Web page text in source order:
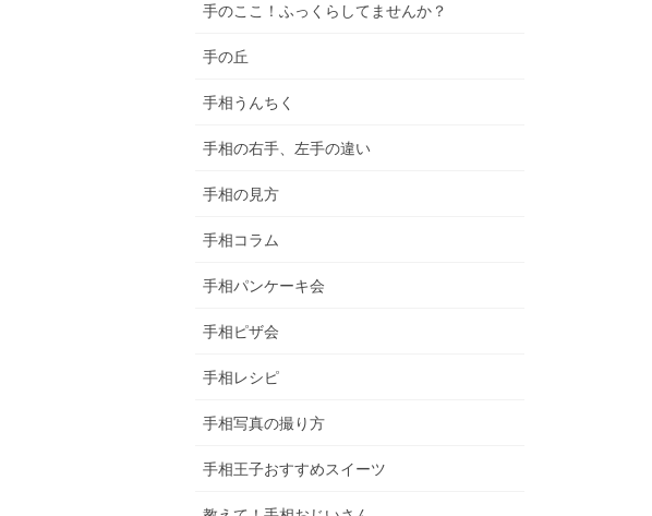
手のここ！ふっくらしてませんか？
手の丘
手相うんちく
手相の右手、左手の違い
手相の見方
手相コラム
手相パンケーキ会
手相ピザ会
手相レシピ
手相写真の撮り方
手相王子おすすめスイーツ